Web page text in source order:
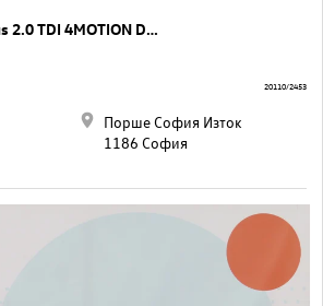
VW Tiguan R-Line Plus 2.0 TDI 4MOTION DSG
Порше София Изток
1186 София
20110/2453